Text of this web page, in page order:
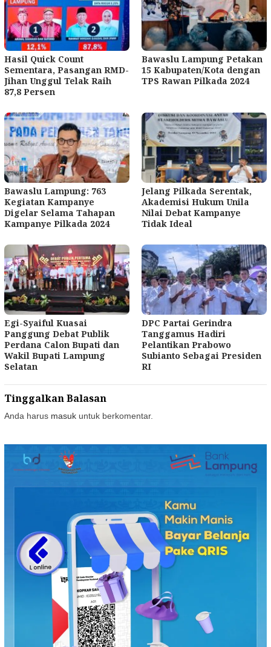
Hasil Quick Count
Sementara, Pasangan RMD-
Jihan Unggul Telak Raih
87,8 Persen
Bawaslu Lampung Petakan
15 Kabupaten/Kota dengan
TPS Rawan Pilkada 2024
Bawaslu Lampung: 763
Kegiatan Kampanye
Digelar Selama Tahapan
Kampanye Pilkada 2024
Jelang Pilkada Serentak,
Akademisi Hukum Unila
Nilai Debat Kampanye
Tidak Ideal
Egi-Syaiful Kuasai
Panggung Debat Publik
Perdana Calon Bupati dan
Wakil Bupati Lampung
Selatan
DPC Partai Gerindra
Tanggamus Hadiri
Pelantikan Prabowo
Subianto Sebagai Presiden
RI
Tinggalkan Balasan
Anda harus masuk untuk berkomentar.